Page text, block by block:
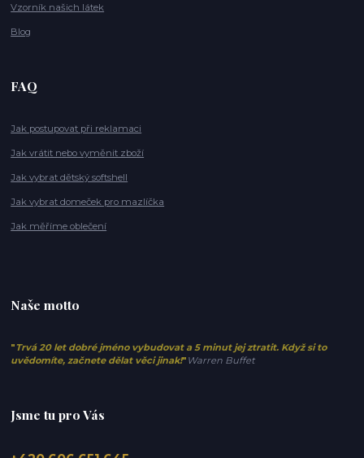
Vzorník našich látek
Blog
FAQ
Jak postupovat při reklamaci
Jak vrátit nebo vyměnit zboží
Jak vybrat dětský softshell
Jak vybrat domeček pro mazlíčka
Jak měříme oblečení
Naše motto
" Trvá 20 let dobré jméno vybudovat a 5 minut jej ztratit. Když si to
uvědomíte, začnete dělat věci jinak!" Warren Buffet
Jsme tu pro Vás